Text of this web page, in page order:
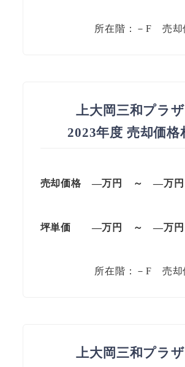
所在階：－F 売却
上大岡三和プラザ
2023年度 売却価格
売却価格 —万円 ～ —万円
坪単価 —万円 ～ —万円
所在階：－F 売却
上大岡三和プラザ